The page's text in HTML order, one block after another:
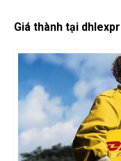
Giá thành tại